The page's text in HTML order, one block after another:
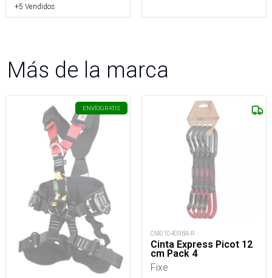
+5 Vendidos
Más de la marca
ENVÍOGRATIS
CM010409BA-R
Cinta Express Picot 12
cm Pack 4
Fixe